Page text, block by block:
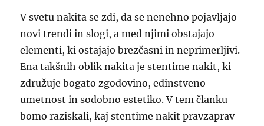
V svetu nakita se zdi, da se nenehno pojavljajo
novi trendi in slogi, a med njimi obstajajo
elementi, ki ostajajo brezčasni in neprimerljivi.
Ena takšnih oblik nakita je stentime nakit, ki
združuje bogato zgodovino, edinstveno
umetnost in sodobno estetiko. V tem članku
bomo raziskali, kaj stentime nakit pravzaprav